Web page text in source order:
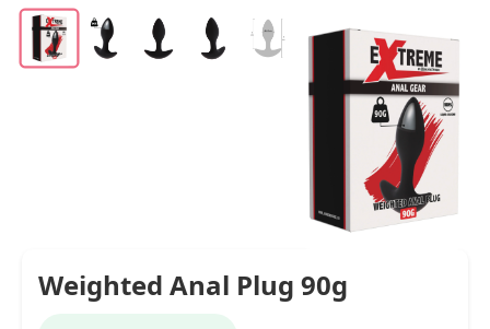
Weighted Anal Plug 90g